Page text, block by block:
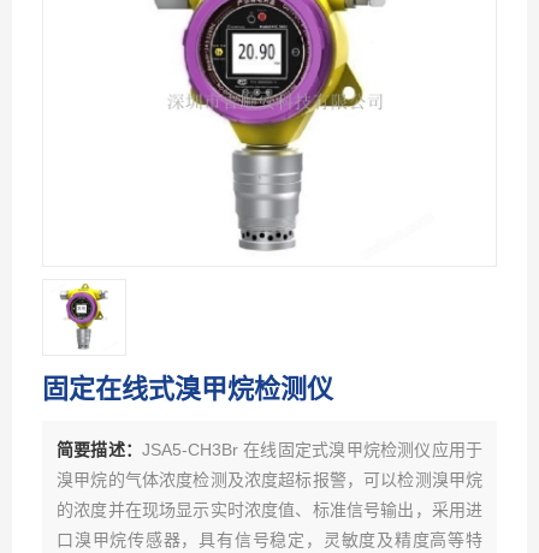
固定在线式溴甲烷检测仪
简要描述：JSA5-CH3Br 在线固定式溴甲烷检测仪应用于
溴甲烷的气体浓度检测及浓度超标报警，可以检测溴甲烷
的浓度并在现场显示实时浓度值、标准信号输出，采用进
口溴甲烷传感器，具有信号稳定，灵敏度及精度高等特